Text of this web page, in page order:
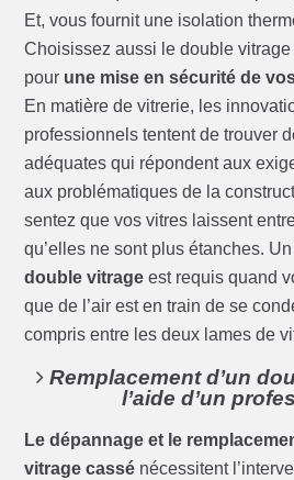
Et, vous fournit une isolation
Choisissez aussi le double
pour une mise en sécurité de
En matière de vitrerie, les
professionnels tentent de trouver
adéquates qui répondent aux
aux problématiques de la
sentez que vos vitres laissent
qu’elles ne sont plus étanches. Un
double vitrage est requis quand
que de l’air est en train de se
compris entre les deux lames de
Remplacement d’un
l’aide d’un
Le dépannage et le
vitrage cassé nécessitent